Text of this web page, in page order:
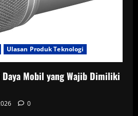
Ulasan Produk Teknologi
Daya Mobil yang Wajib Dimiliki
0